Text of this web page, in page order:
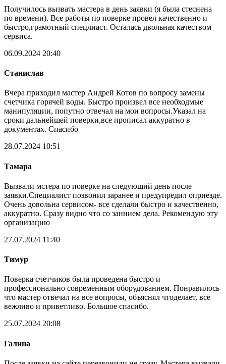
Получилось вызвать мастера в день заявки (я была стеснена
по времени). Все работы по поверке провел качественно и
быстро,грамотный спецлиаст. Осталась двольная качеством
сервиса.
06.09.2024 20:40
Станислав
Вчера приходил мастер Андрей Котов по вопросу замены
счетчика горячей воды. Быстро произвел все необходмые
манипуляции, попутно отвечал на мои вопросы.Указал на
сроки дальнейшей поверки,все прописал аккуратно в
документах. Спасибо
28.07.2024 10:51
Тамара
Вызвали мстера по поверке на следующий день после
заявки.Специалист позвонил заранее и предупредил оприезде.
Очень довольна сервисом- все сделали быстро и качественно,
аккуратно. Сразу видно что со заннием дела. Рекомендую эту
организацию
27.07.2024 11:40
Тимур
Поверка счетчиков была проведена быстро и
профессионально современным оборудованием. Понравилось
что мастер отвечал на все вопросы, объяснял чтоделает, все
вежливо и приветливо. Большое спасибо.
25.07.2024 20:08
Галина